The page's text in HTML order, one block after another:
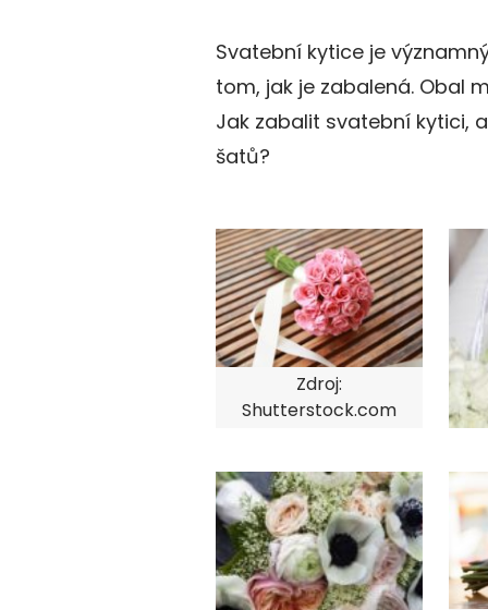
Svatební kytice je
tom, jak je zabalená. Obal
Jak zabalit svatební kytici,
šatů?
Zdroj:
Shutterstock.com